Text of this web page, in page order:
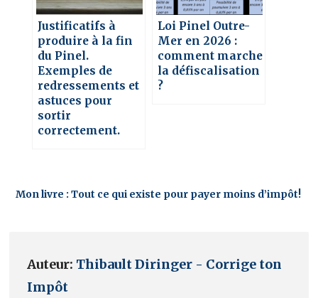
Justificatifs à
produire à la fin
du Pinel.
Exemples de
redressements et
astuces pour
sortir
correctement.
Loi Pinel Outre-
Mer en 2026 :
comment marche
la défiscalisation
?
Mon livre : Tout ce qui existe pour payer moins d’impôt!
Auteur: Thibault Diringer - Corrige ton
Impôt